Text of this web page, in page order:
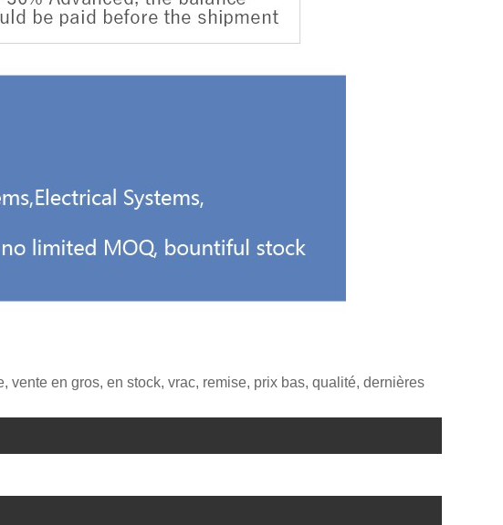
en gros, en stock, vrac, remise, prix bas, qualité, dernières